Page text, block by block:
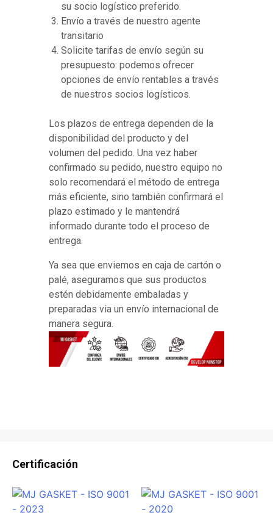
su socio logístico preferido.
Envío a través de nuestro agente
transitario
Solicite tarifas de envío según su
presupuesto: podemos ofrecer
opciones de envío rentables a través
de nuestros socios logísticos.
Los plazos de entrega dependen de la
disponibilidad del producto y del
volumen del pedido. Una vez haber
confirmado su pedido, nuestro equipo no
solo recomendará el método de entrega
más eficiente, sino también confirmará el
plazo estimado y le mantendrá
informado durante todo el proceso de
entrega.
Ya sea que enviemos en caja de cartón o
palé, aseguramos que sus productos
estén debidamente embaladas y
preparadas via un envío internacional de
manera segura.
Certificación